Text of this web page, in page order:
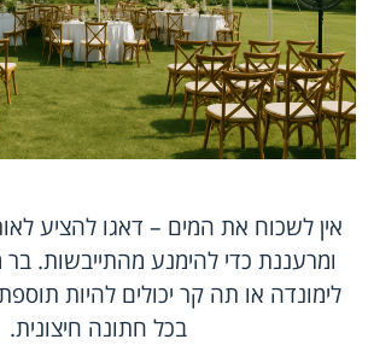
אין לשכוח את המים – דאגו להציע
ומרעננת כדי להימנע מהתייבשות.
לימונדה או תה קר יכולים להיות
בכל חתונה חיצונית.